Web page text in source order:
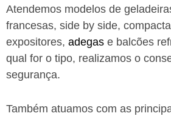
Atendemos modelos de
francesas, side by side,
expositores, adegas e balcões
qual for o tipo, realizamos o
segurança.
Também atuamos com as